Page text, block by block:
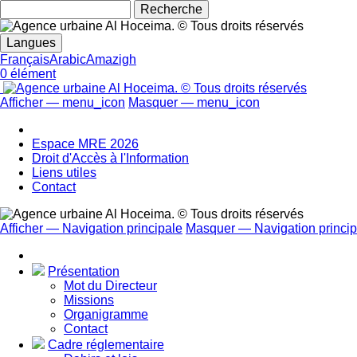
Langues
FrançaisArabicAmazigh
0 élément
Afficher — menu_icon Masquer — menu_icon
Espace MRE 2026
Droit d'Accès à l'Information
Liens utiles
Contact
principale
Afficher — Navigation principale Masquer — Navigation
Présentation
Mot du Directeur
Missions
Organigramme
Contact
Cadre réglementaire